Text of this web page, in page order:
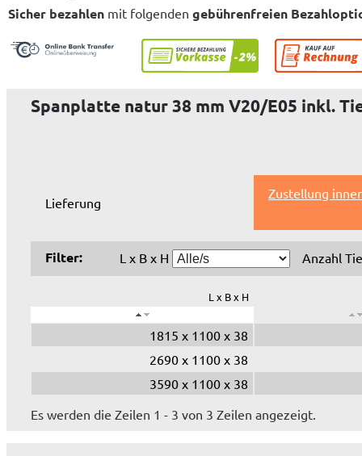
Sicher bezahlen mit folgenden gebührenfreien
Spanplatte natur 38 mm V20/E05 inkl.
Lieferung
Zustellung
Filter: L x B x H Anzahl
L x B x H
1815 x 1100 x 38
2690 x 1100 x 38
3590 x 1100 x 38
Es werden die Zeilen 1 - 3 von 3 Zeilen angezeigt.